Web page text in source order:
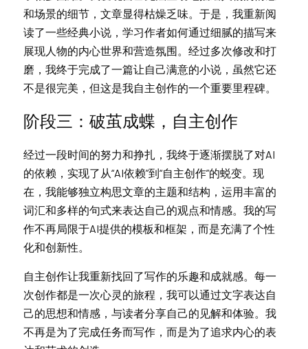
和场景的细节，文章显得枯燥乏味。于是，我重新阅
读了一些经典小说，学习作者如何通过细腻的描写来
展现人物的内心世界和营造氛围。经过多次修改和打
磨，我终于完成了一篇让自己满意的小说，虽然它还
不是很完美，但这是我自主创作的一个重要里程碑。
阶段三：破茧成蝶，自主创作
经过一段时间的努力和挣扎，我终于逐渐摆脱了对AI
的依赖，实现了从“AI依赖”到“自主创作”的蜕变。现
在，我能够独立构思文章的主题和结构，运用丰富的
词汇和多样的句式来表达自己的观点和情感。我的写
作不再局限于AI提供的模板和框架，而是充满了个性
化和创新性。
自主创作让我重新找回了写作的乐趣和成就感。每一
次创作都是一次心灵的旅程，我可以通过文字表达自
己的思想和情感，与读者分享自己的见解和体验。我
不再是为了完成任务而写作，而是为了追求内心的表